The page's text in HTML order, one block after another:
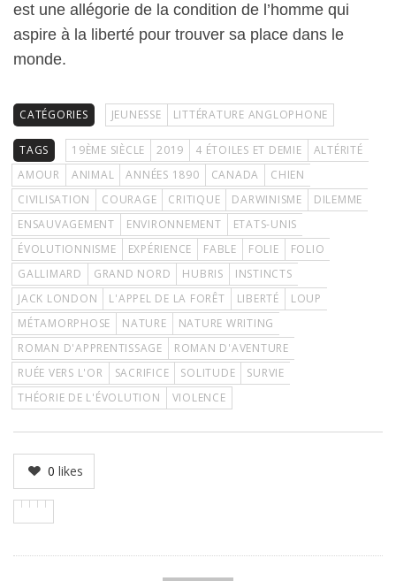
est une allégorie de la condition de l’homme qui
aspire à la liberté pour trouver sa place dans le
monde.
CATÉGORIES JEUNESSE LITTÉRATURE ANGLOPHONE
TAGS 19ÈME SIÈCLE 2019 4 ÉTOILES ET DEMIE
ALTÉRITÉ
AMOUR
ANIMAL ANNÉES 1890 CANADA
CHIEN
CIVILISATION
COURAGE CRITIQUE DARWINISME
DILEMME
ENSAUVAGEMENT
ENVIRONNEMENT
ETATS-UNIS
ÉVOLUTIONNISME
EXPÉRIENCE FABLE FOLIE
FOLIO
GALLIMARD
GRAND NORD HUBRIS
INSTINCTS
JACK LONDON
L'APPEL DE LA FORÊT LIBERTÉ
LOUP
MÉTAMORPHOSE
NATURE
NATURE WRITING
ROMAN D'APPRENTISSAGE
ROMAN D'AVENTURE
RUÉE VERS L'OR
SACRIFICE SOLITUDE
SURVIE
THÉORIE DE L'ÉVOLUTION
VIOLENCE
0 likes